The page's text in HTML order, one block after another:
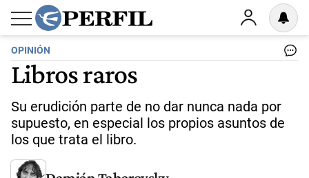
OPINIÓN
Libros raros
Su erudición parte de no dar nunca nada por
supuesto, en especial los propios asuntos de
los que trata el libro.